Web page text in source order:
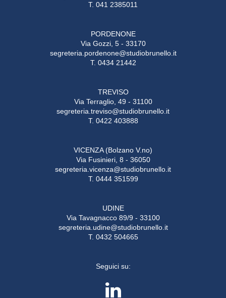
T. 041 2385011
PORDENONE
Via Gozzi, 5 - 33170
segreteria.pordenone@studiobrunello.it
T. 0434 21442
TREVISO
Via Terraglio, 49 - 31100
segreteria.treviso@studiobrunello.it
T. 0422 403888
VICENZA (Bolzano V.no)
Via Fusinieri, 8 - 36050
segreteria.vicenza@studiobrunello.it
T. 0444 351599
UDINE
Via Tavagnacco 89/9 - 33100
segreteria.udine@studiobrunello.it
T. 0432 504665
Seguici su: